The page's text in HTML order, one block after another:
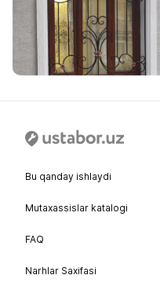
Bu qanday ishlaydi
Mutaxassislar katalogi
FAQ
Narhlar Saxifasi